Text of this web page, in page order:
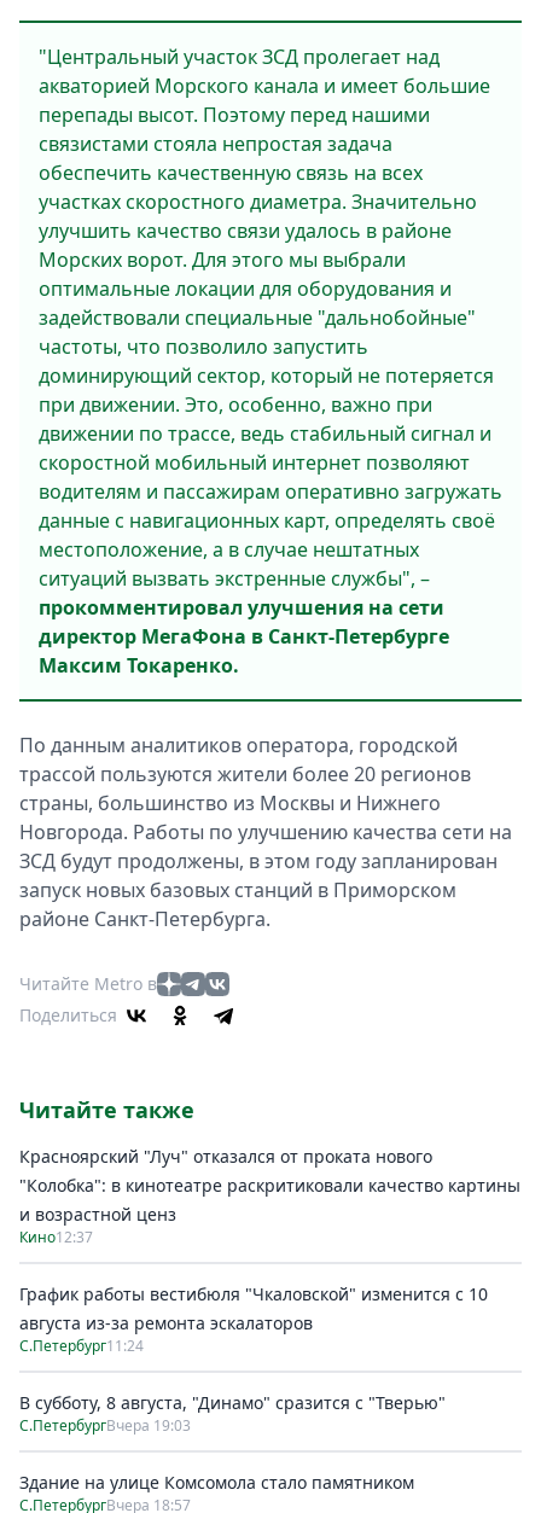
"Центральный участок ЗСД пролегает над
акваторией Морского канала и имеет большие
перепады высот. Поэтому перед нашими
связистами стояла непростая задача
обеспечить качественную связь на всех
участках скоростного диаметра. Значительно
улучшить качество связи удалось в районе
Морских ворот. Для этого мы выбрали
оптимальные локации для оборудования и
задействовали специальные "дальнобойные"
частоты, что позволило запустить
доминирующий сектор, который не потеряется
при движении. Это, особенно, важно при
движении по трассе, ведь стабильный сигнал и
скоростной мобильный интернет позволяют
водителям и пассажирам оперативно загружать
данные с навигационных карт, определять своё
местоположение, а в случае нештатных
ситуаций вызвать экстренные службы", –
прокомментировал улучшения на сети
директор МегаФона в Санкт-Петербурге
Максим Токаренко.
По данным аналитиков оператора, городской
трассой пользуются жители более 20 регионов
страны, большинство из Москвы и Нижнего
Новгорода. Работы по улучшению качества сети на
ЗСД будут продолжены, в этом году запланирован
запуск новых базовых станций в Приморском
районе Санкт-Петербурга.
Читайте Metro в
Поделиться
Читайте также
Красноярский "Луч" отказался от проката нового
"Колобка": в кинотеатре раскритиковали качество картины
и возрастной ценз
Кино12:37
График работы вестибюля "Чкаловской" изменится с 10
августа из-за ремонта эскалаторов
С.Петербург11:24
В субботу, 8 августа, "Динамо" сразится с "Тверью"
С.ПетербургВчера 19:03
Здание на улице Комсомола стало памятником
С.ПетербургВчера 18:57